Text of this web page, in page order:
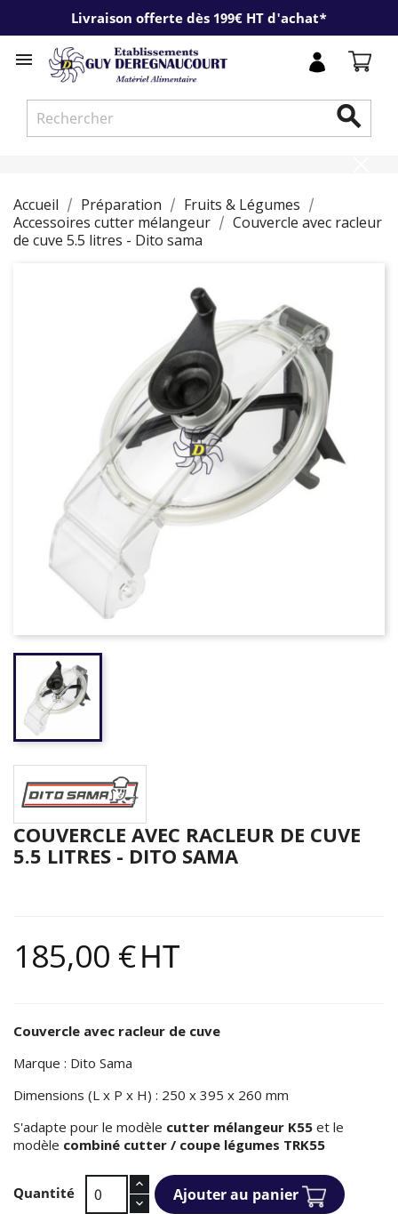
Livraison offerte dès 199€ HT d'achat*


Accueil Préparation
Fruits & Légumes
Accessoires cutter mélangeur
Couvercle avec racleur
de cuve 5.5 litres - Dito sama
COUVERCLE AVEC RACLEUR DE CUVE
5.5 LITRES - DITO SAMA
185,00 €HT
Couvercle avec racleur de cuve
Marque : Dito Sama
Dimensions (L x P x H) : 250 x 395 x 260 mm
S'adapte pour le modèle cutter mélangeur K55 et le
modèle combiné cutter / coupe légumes TRK55
Quantité Ajouter au panier